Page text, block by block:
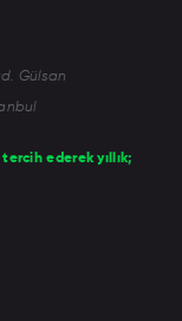
ederek yıllık;
Gülsan